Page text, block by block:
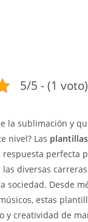
5/5 - (1 voto)
la sublimación y
nivel? Las
respuesta perfecta
diversas
sociedad. Desde
estas
y creatividad de